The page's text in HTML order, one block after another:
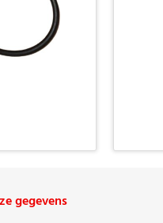
gegevens